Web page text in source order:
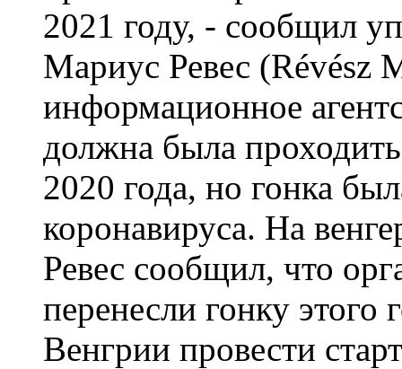
2021 году, - сообщил
Мариус Ревес (Révész
информационное
должна была
2020 года, но гонка
коронавируса. На
Ревес сообщил, что
перенесли гонку этого
Венгрии провести